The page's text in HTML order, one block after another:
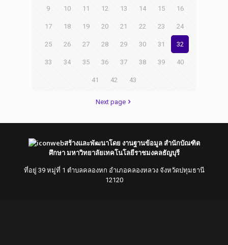
9 10 11 12 13 14 15 16
17 18 19 20 21 22 23 24
25 26 27 28 29 30 31 32
33 34 35 36 37 38 39 40
41 42 43
Next page
สร้างและพัฒนาโดย งานฐานข้อมูล สำนักบัณฑิต
ศึกษา มหาวิทยาลัยเทคโนโลยีราชมงคลธัญบุรี
ที่อยู่ 39 หมู่ที่ 1 ตำบลคลองหก อำเภอคลองหลวง จังหวัดปทุมธานี
12120